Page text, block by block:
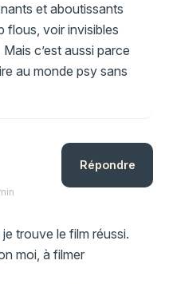
et aboutissants
flous, voir invisibles
c’est aussi parce
au monde psy sans
trouve le film réussi.
moi, à filmer
Répondre